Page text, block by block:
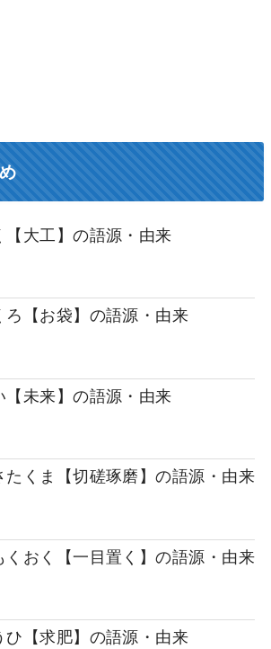
【大工】の語源・由来
ろ【お袋】の語源・由来
【未来】の語源・由来
たくま【切磋琢磨】の語源・由来
くおく【一目置く】の語源・由来
ひ【求肥】の語源・由来